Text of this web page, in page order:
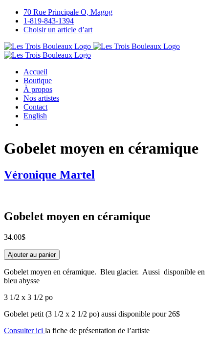
Passer
contenu
70 Rue Principale O, Magog
1-819-843-1394
Choisir un article d’art
Accueil
Boutique
À propos
Nos artistes
Contact
English
Gobelet moyen en céramique
Véronique Martel
Gobelet moyen en céramique
34.00$
quantité
de
Gobelet
moyen
céramique
Ajouter au panier
Gobelet moyen en céramique. Bleu glacier. Aussi disponible en
bleu abysse
3 1/2 x 3 1/2 po
Gobelet petit (3 1/2 x 2 1/2 po) aussi disponible pour 26$
Consulter ici la fiche de présentation de l’artiste